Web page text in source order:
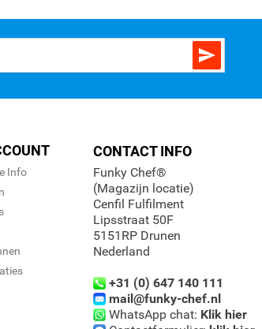

Info
CONTACT INFO
Funky Chef®
(Magazijn locatie)
Cenfil Fulfilment
Lipsstraat 50F
5151RP Drunen
Nederland
+31 (0) 647 140 111
mail@funky-chef.nl
WhatsApp chat: Klik hier